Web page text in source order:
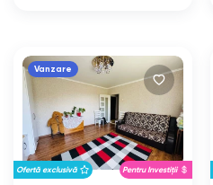
Vanzare
Ofertă exclusivă Pentru Investiții